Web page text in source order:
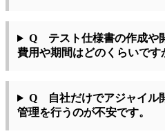
Q テスト仕様書の作成や
費用や期間はどのくらいです
Q 自社だけでアジャイル
管理を行うのが不安です。